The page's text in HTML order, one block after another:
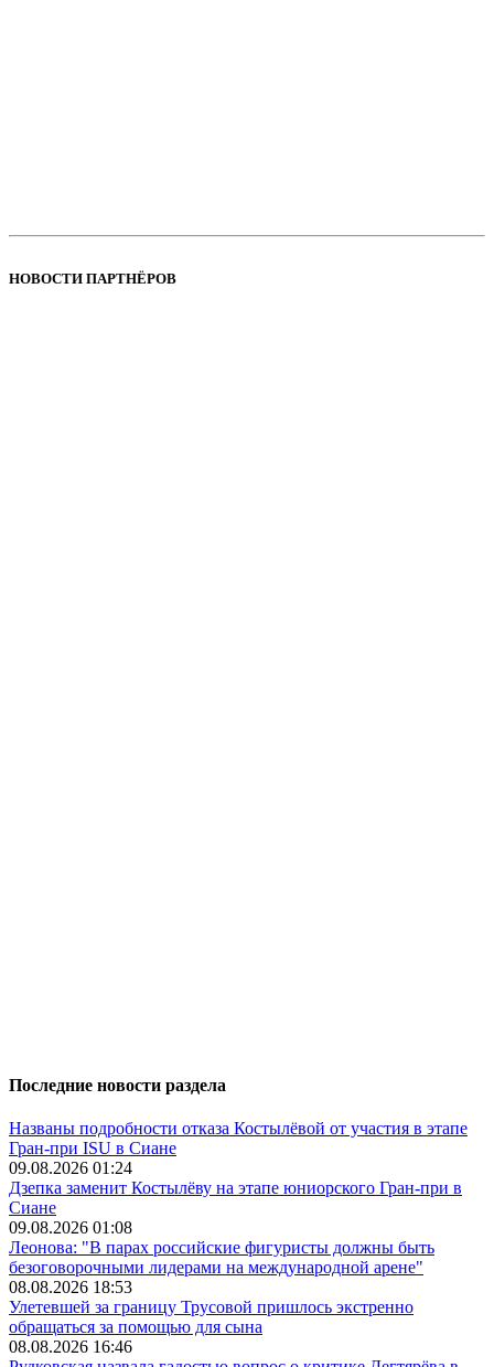
НОВОСТИ ПАРТНЁРОВ
Последние новости раздела
Названы подробности отказа Костылёвой от участия в этапе
Гран-при ISU в Сиане
09.08.2026 01:24
Дзепка заменит Костылёву на этапе юниорского Гран-при в
Сиане
09.08.2026 01:08
Леонова: "В парах российские фигуристы должны быть
безоговорочными лидерами на международной арене"
08.08.2026 18:53
Улетевшей за границу Трусовой пришлось экстренно
обращаться за помощью для сына
08.08.2026 16:46